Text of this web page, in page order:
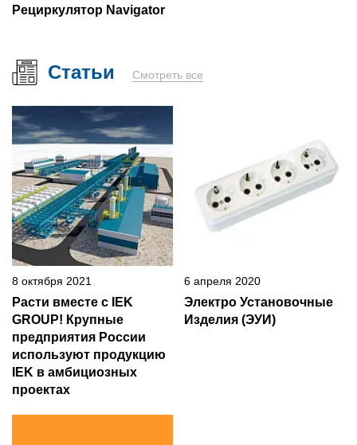
Рециркулятор Navigator
Статьи Смотреть все
8 октября 2021
Расти вместе с IEK
GROUP! Крупные
предприятия России
используют продукцию
IEK в амбициозных
проектах
6 апреля 2020
Электро Установочные
Изделия (ЭУИ)